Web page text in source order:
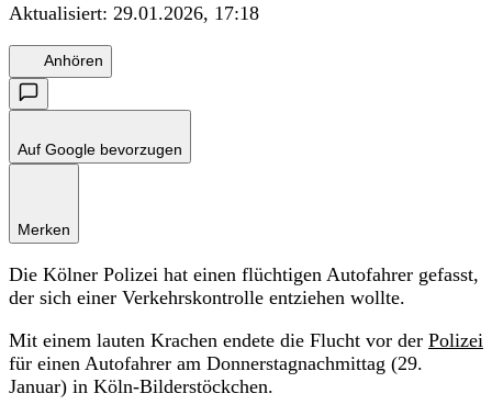
Aktualisiert: 29.01.2026, 17:18
Anhören
Auf Google bevorzugen
Merken
Die Kölner Polizei hat einen flüchtigen Autofahrer gefasst,
der sich einer Verkehrskontrolle entziehen wollte.
Mit einem lauten Krachen endete die Flucht vor der Polizei
für einen Autofahrer am Donnerstagnachmittag (29.
Januar) in Köln-Bilderstöckchen.